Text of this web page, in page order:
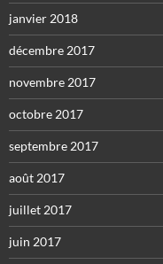
janvier 2018
décembre 2017
novembre 2017
octobre 2017
septembre 2017
août 2017
juillet 2017
juin 2017